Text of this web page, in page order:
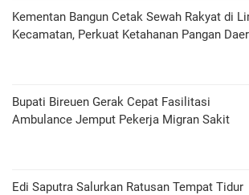
Kementan Bangun Cetak Sewah Rakyat di
Kecamatan, Perkuat Ketahanan Pangan
Bupati Bireuen Gerak Cepat Fasilitasi
Ambulance Jemput Pekerja Migran Sakit
Edi Saputra Salurkan Ratusan Tempat Tidur